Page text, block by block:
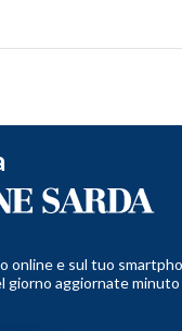
online e sul tuo
giorno aggiornate